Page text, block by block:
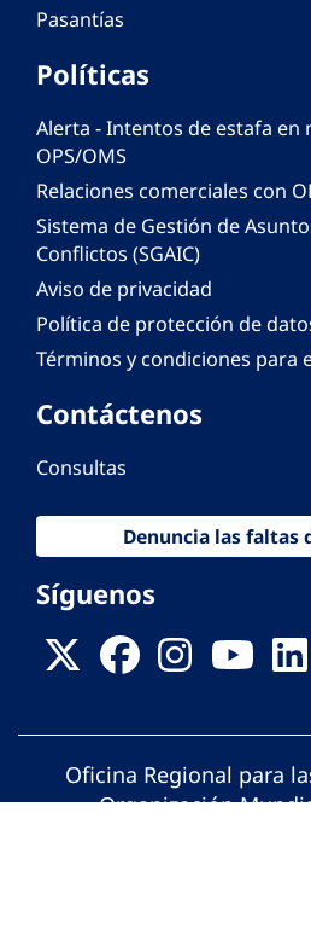
Pasantías
Políticas
Alerta - Intentos de estafa en
OPS/OMS
Relaciones comerciales con
Sistema de Gestión de
Conflictos (SGAIC)
Aviso de privacidad
Política de protección de
Términos y condiciones para
Contáctenos
Consultas
Denuncia las faltas
Síguenos
Oficina Regional para
Organización